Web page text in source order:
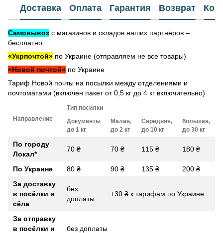
Доставка Оплата Гарантия Возврат
Самовывоз с магазинов и складов наших партнёров –
бесплатно.
«Укрпочтой» по Украине (отправляем не все товары)
«Новой почтой» по Украине
Тариф Новой почты на посылки между отделениями и
почтоматами (включен пакет от 0,5 кг до 4 кг включительно)
Направление
Тип посилки
Документы
до 1 кг
Малая,
до 2 кг
Середняя,
до 10 кг
большая,
до 30 кг
По городу
Локал*
70 ₴ 70 ₴ 115 ₴ 180 ₴
По Украине 80 ₴ 90 ₴ 135 ₴
200 ₴
За доставку
в посёлки и
сёла
без
доплаты
+30 ₴ к тарифам по Украине
За отправку
в посёлки и
без доплаты